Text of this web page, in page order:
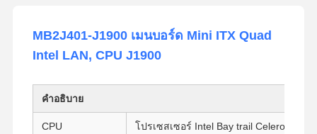
MB2J401-J1900 เมนบอร์ด Mini ITX Quad
Intel LAN, CPU J1900
คำอธิบาย
CPU
โปรเซสเซอร์ Intel Bay trail Celeron